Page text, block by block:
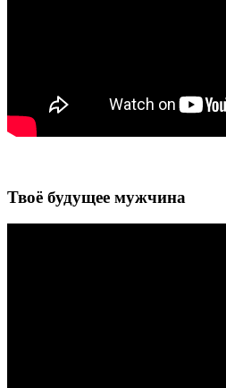
Твоё будущее мужчина